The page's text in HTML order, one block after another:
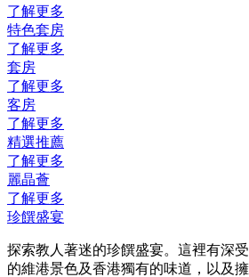
了解更多
特色套房
了解更多
套房
了解更多
客房
了解更多
精選推薦
了解更多
麗晶薈
了解更多
珍饌盛宴
探索教人著迷的珍饌盛宴。這裡有深
的維港景色及香港獨有的味道，以及